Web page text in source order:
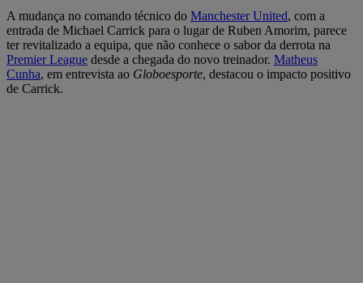
A mudança no comando técnico do Manchester United, com a
entrada de Michael Carrick para o lugar de Ruben Amorim, parece
ter revitalizado a equipa, que não conhece o sabor da derrota na
Premier League desde a chegada do novo treinador. Matheus
Cunha, em entrevista ao Globoesporte, destacou o impacto positivo
de Carrick.